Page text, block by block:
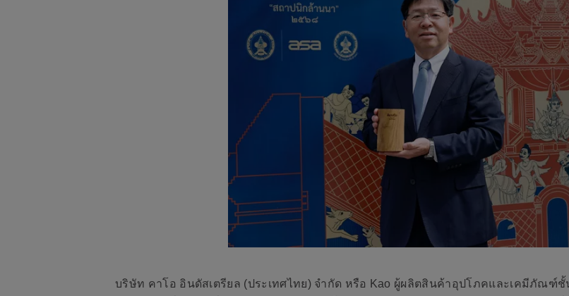
บริษัท คาโอ อินดัสเตรียล (ประเทศไทย) จำกัด หรือ Kao ผู้ผลิตสินค้าอุปโภคและเคมีภัณฑ์